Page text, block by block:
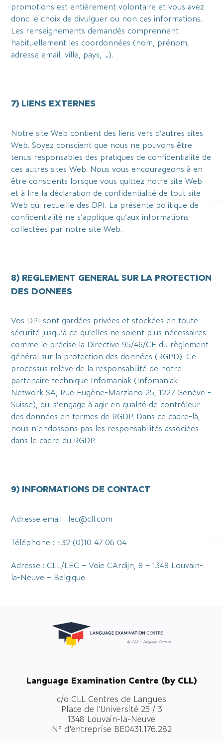
promotions est entièrement volontaire et vous avez
donc le choix de divulguer ou non ces informations.
Les renseignements demandés comprennent
habituellement les coordonnées (nom, prénom,
adresse email, ville, pays, …).
7) LIENS EXTERNES
Notre site Web contient des liens vers d’autres sites
Web. Soyez conscient que nous ne pouvons être
tenus responsables des pratiques de confidentialité de
ces autres sites Web. Nous vous encourageons à en
être conscients lorsque vous quittez notre site Web
et à lire la déclaration de confidentialité de tout site
Web qui recueille des DPI. La présente politique de
confidentialité ne s’applique qu’aux informations
collectées par notre site Web.
8) REGLEMENT GENERAL SUR LA PROTECTION
DES DONNEES
Vos DPI sont gardées privées et stockées en toute
sécurité jusqu’à ce qu’elles ne soient plus nécessaires
comme le précise la Directive 95/46/CE du règlement
général sur la protection des données (RGPD). Ce
processus relève de la responsabilité de notre
partenaire technique Infomaniak (Infomaniak
Network SA, Rue Eugène-Marziano 25, 1227 Genève -
Suisse), qui s’engage à agir en qualité de contrôleur
des données en termes de RGDP. Dans ce cadre-là,
nous n’endossons pas les responsabilités associées
dans le cadre du RGDP.
9) INFORMATIONS DE CONTACT
Adresse email : lec@cll.com
Téléphone : +32 (0)10 47 06 04
Adresse : CLL/LEC – Voie CArdijn, 8 – 1348 Louvain-
la-Neuve – Belgique.
Language Examination Centre (by CLL)
c/o CLL Centres de Langues
Place de l'Université 25 / 3
1348 Louvain-la-Neuve
N° d'entreprise BE0431.176.282